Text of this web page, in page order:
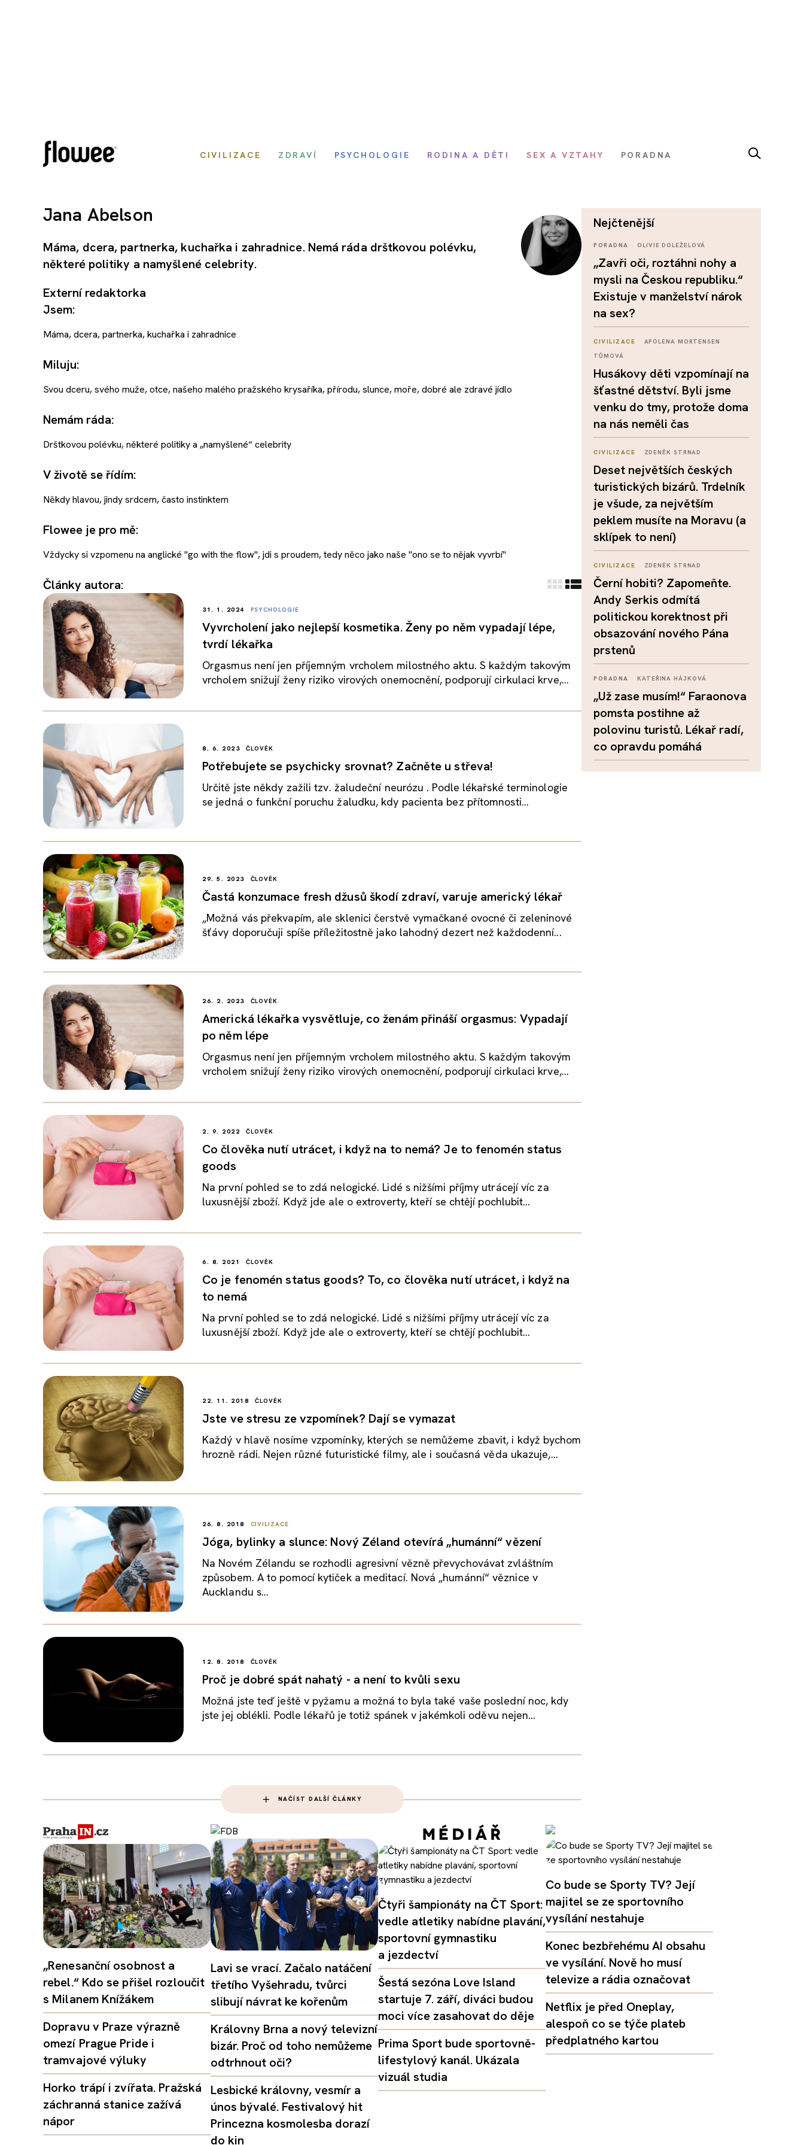
CIVILIZACE ZDRAVÍ PSYCHOLOGIE RODINA A DĚTI SEX A VZTAHY PORADNA
Jana Abelson
Máma, dcera, partnerka, kuchařka i zahradnice. Nemá ráda drštkovou polévku,
některé politiky a namyšlené celebrity.
Externí redaktorka
Jsem:
Máma, dcera, partnerka, kuchařka i zahradnice
Miluju:
Svou dceru, svého muže, otce, našeho malého pražského krysaříka, přírodu, slunce, moře, dobré ale zdravé jídlo
Nemám ráda:
Drštkovou polévku, některé politiky a „namyšlené“ celebrity
V životě se řídím:
Někdy hlavou, jindy srdcem, často instinktem
Flowee je pro mě:
Vždycky si vzpomenu na anglické "go with the flow", jdi s proudem, tedy něco jako naše "ono se to nějak vyvrbí"
Články autora:
31. 1. 2024 PSYCHOLOGIE
Vyvrcholení jako nejlepší kosmetika. Ženy po něm vypadají lépe,
tvrdí lékařka
Orgasmus není jen příjemným vrcholem milostného aktu. S každým takovým
vrcholem snižují ženy riziko virových onemocnění, podporují cirkulaci krve,...
8. 6. 2023 ČLOVĚK
Potřebujete se psychicky srovnat? Začněte u střeva!
Určitě jste někdy zažili tzv. žaludeční neurózu . Podle lékařské terminologie
se jedná o funkční poruchu žaludku, kdy pacienta bez přítomnosti...
29. 5. 2023 ČLOVĚK
Častá konzumace fresh džusů škodí zdraví, varuje americký lékař
„Možná vás překvapím, ale sklenici čerstvě vymačkané ovocné či zeleninové
šťávy doporučuji spíše příležitostně jako lahodný dezert než každodenní...
26. 2. 2023 ČLOVĚK
Americká lékařka vysvětluje, co ženám přináší orgasmus: Vypadají
po něm lépe
Orgasmus není jen příjemným vrcholem milostného aktu. S každým takovým
vrcholem snižují ženy riziko virových onemocnění, podporují cirkulaci krve,...
2. 9. 2022 ČLOVĚK
Co člověka nutí utrácet, i když na to nemá? Je to fenomén status
goods
Na první pohled se to zdá nelogické. Lidé s nižšími příjmy utrácejí víc za
luxusnější zboží. Když jde ale o extroverty, kteří se chtějí pochlubit...
6. 8. 2021 ČLOVĚK
Co je fenomén status goods? To, co člověka nutí utrácet, i když na
to nemá
Na první pohled se to zdá nelogické. Lidé s nižšími příjmy utrácejí víc za
luxusnější zboží. Když jde ale o extroverty, kteří se chtějí pochlubit...
22. 11. 2018 ČLOVĚK
Jste ve stresu ze vzpomínek? Dají se vymazat
Každý v hlavě nosíme vzpomínky, kterých se nemůžeme zbavit, i když bychom
hrozně rádi. Nejen různé futuristické filmy, ale i současná věda ukazuje,...
26. 8. 2018 CIVILIZACE
Jóga, bylinky a slunce: Nový Zéland otevírá „humánní“ vězení
Na Novém Zélandu se rozhodli agresivní vězně převychovávat zvláštním
způsobem. A to pomocí kytiček a meditací. Nová „humánní“ věznice v
Aucklandu s...
12. 8. 2018 ČLOVĚK
Proč je dobré spát nahatý - a není to kvůli sexu
Možná jste teď ještě v pyžamu a možná to byla také vaše poslední noc, kdy
jste jej oblékli. Podle lékařů je totiž spánek v jakémkoli oděvu nejen...
NAČÍST DALŠÍ ČLÁNKY
nejčtenější
PORADNA OLIVIE DOLEŽELOVÁ
„Zavři oči, roztáhni nohy a
mysli na Českou republiku.“
Existuje v manželství nárok
na sex?
CIVILIZACE
APOLENA MORTENSEN
TŮMOVÁ
Husákovy děti vzpomínají na
šťastné dětství. Byli jsme
venku do tmy, protože doma
na nás neměli čas
CIVILIZACE ZDENĚK STRNAD
Deset největších českých
turistických bizárů. Trdelník
je všude, za největším
peklem musíte na Moravu (a
sklípek to není)
CIVILIZACE ZDENĚK STRNAD
Černí hobiti? Zapomeňte.
Andy Serkis odmítá
politickou korektnost při
obsazování nového Pána
prstenů
PORADNA KATEŘINA HÁJKOVÁ
„Už zase musím!“ Faraonova
pomsta postihne až
polovinu turistů. Lékař radí,
co opravdu pomáhá
„Renesanční osobnost a
rebel.“ Kdo se přišel rozloučit
s Milanem Knížákem
Dopravu v Praze výrazně
omezí Prague Pride i
tramvajové výluky
Horko trápí i zvířata. Pražská
záchranná stanice zažívá
nápor
Lavi se vrací. Začalo natáčení
třetího Vyšehradu, tvůrci
slibují návrat ke kořenům
Královny Brna a nový televizní
bizár. Proč od toho nemůžeme
odtrhnout oči?
Lesbické královny, vesmír a
únos bývalé. Festivalový hit
Princezna kosmolesba dorazí
do kin
Čtyři šampionáty na ČT Sport:
vedle atletiky nabídne plavání,
sportovní gymnastiku
a jezdectví
Šestá sezóna Love Island
startuje 7. září, diváci budou
moci více zasahovat do děje
Prima Sport bude sportovně-
lifestylový kanál. Ukázala
vizuál studia
Co bude se Sporty TV? Její
majitel se ze sportovního
vysílání nestahuje
Konec bezbřehému AI obsahu
ve vysílání. Nově ho musí
televize a rádia označovat
Netflix je před Oneplay,
alespoň co se týče plateb
předplatného kartou